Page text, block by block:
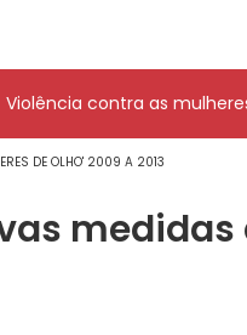
Violência contra as
DE OLHO' 2009 A 2013